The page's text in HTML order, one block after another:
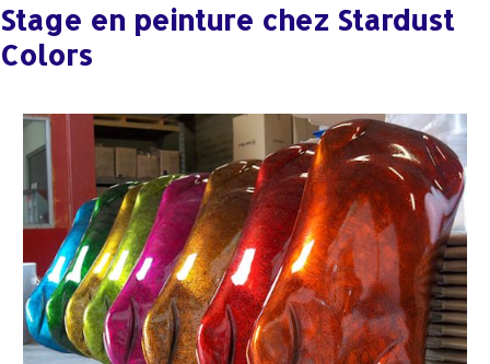
MÉLANGE
AVEC
Stage en peinture chez Stardust
Colors